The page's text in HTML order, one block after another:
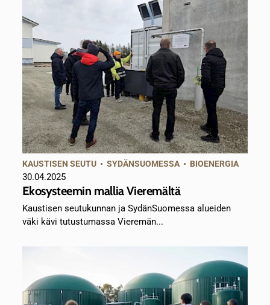
KAUSTISEN SEUTU •SYDÄNSUOMESSA• BIOENERGIA
30.04.2025
Ekosysteemin mallia Vieremältä
Kaustisen seutukunnan ja SydänSuomessa alueiden
väki kävi tutustumassa Vieremän...